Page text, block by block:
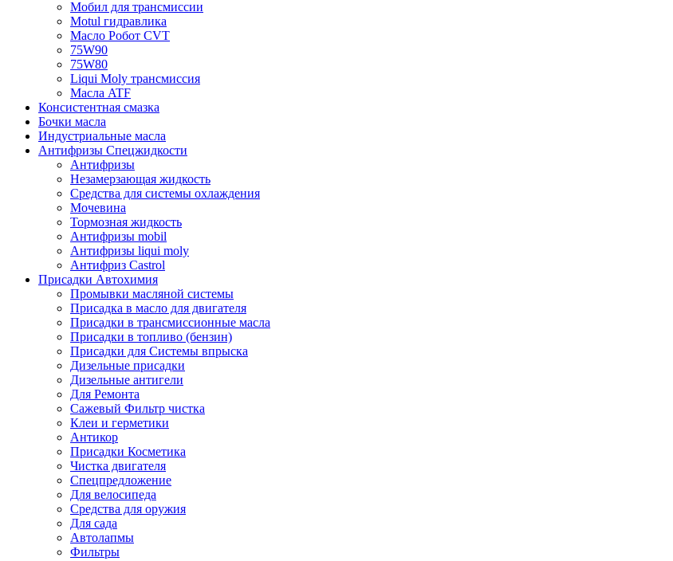
Мобил для трансмиссии
Motul гидравлика
Масло Робот CVT
75W90
75W80
Liqui Moly трансмиссия
Масла ATF
Консистентная смазка
Бочки масла
Индустриальные масла
Антифризы Спецжидкости
Антифризы
Незамерзающая жидкость
Средства для системы охлаждения
Мочевина
Тормозная жидкость
Антифризы mobil
Антифризы liqui moly
Антифриз Castrol
Присадки Автохимия
Промывки масляной системы
Присадка в масло для двигателя
Присадки в трансмиссионные масла
Присадки в топливо (бензин)
Присадки для Системы впрыска
Дизельные присадки
Дизельные антигели
Для Ремонта
Сажевый Фильтр чистка
Клеи и герметики
Антикор
Присадки Косметика
Чистка двигателя
Спецпредложение
Для велосипеда
Средства для оружия
Для сада
Автолапмы
Фильтры